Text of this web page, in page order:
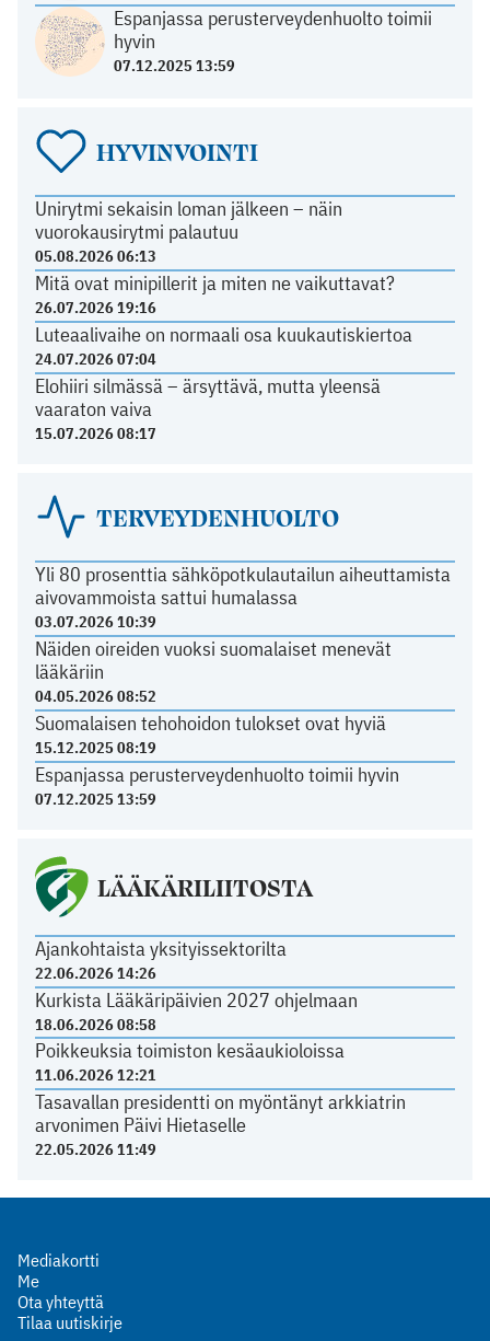
Espanjassa perusterveydenhuolto toimii
hyvin
07.12.2025 13:59
HYVINVOINTI
Unirytmi sekaisin loman jälkeen – näin
vuorokausirytmi palautuu
05.08.2026 06:13
Mitä ovat minipillerit ja miten ne vaikuttavat?
26.07.2026 19:16
Luteaalivaihe on normaali osa kuukautiskiertoa
24.07.2026 07:04
Elohiiri silmässä – ärsyttävä, mutta yleensä
vaaraton vaiva
15.07.2026 08:17
TERVEYDENHUOLTO
Yli 80 prosenttia sähköpotkulautailun aiheuttamista
aivovammoista sattui humalassa
03.07.2026 10:39
Näiden oireiden vuoksi suomalaiset menevät
lääkäriin
04.05.2026 08:52
Suomalaisen tehohoidon tulokset ovat hyviä
15.12.2025 08:19
Espanjassa perusterveydenhuolto toimii hyvin
07.12.2025 13:59
LÄÄKÄRILIITOSTA
Ajankohtaista yksityissektorilta
22.06.2026 14:26
Kurkista Lääkäripäivien 2027 ohjelmaan
18.06.2026 08:58
Poikkeuksia toimiston kesäaukioloissa
11.06.2026 12:21
Tasavallan presidentti on myöntänyt arkkiatrin
arvonimen Päivi Hietaselle
22.05.2026 11:49
Mediakortti
Me
Ota yhteyttä
Tilaa uutiskirje